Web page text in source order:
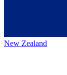
New Zealand